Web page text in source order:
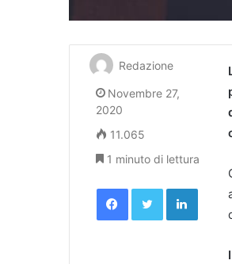
Redazione
Novembre 27,
2020
11.065
1 minuto di lettura
Facebook Twitter LinkedIn